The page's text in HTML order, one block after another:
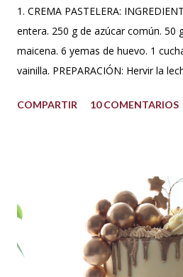
1. CREMA PASTELERA:
entera. 250 g de azúcar común. 50
maicena. 6 yemas de huevo. 1
vainilla. PREPARACIÓN: Hervir la
con el azúcar. Reservar. Tamiza la
fuego bajo hasta que espese. No
espesado sacar del fuego y dejar
cuando en cuando. Se puede
mantequilla para aportar más
puede utilizar otra esencia o leche
COMPARTIR 10 COMENTARIOS